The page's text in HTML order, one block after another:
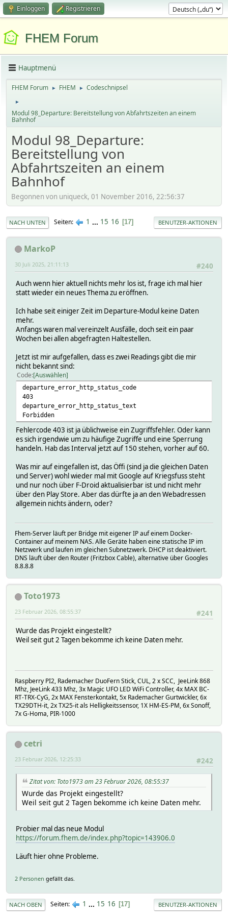
Einloggen Registrieren
FHEM Forum
Hauptmenü
FHEM Forum ► FHEM ► Codeschnipsel
►
Modul 98_Departure: Bereitstellung von Abfahrtszeiten an einem
Bahnhof
Modul 98_Departure:
Bereitstellung von
Abfahrtszeiten an einem
Bahnhof
Begonnen von uniqueck, 01 November 2016, 22:56:37
NACH UNTEN Seiten 1 ... 15 16 17 BENUTZER-AKTIONEN
MarkoP
#240
30 Juli 2025, 21:11:13
Auch wenn hier aktuell nichts mehr los ist, frage ich mal hier
statt wieder ein neues Thema zu eröffnen.
Ich habe seit einiger Zeit im Departure-Modul keine Daten
mehr.
Anfangs waren mal vereinzelt Ausfälle, doch seit ein paar
Wochen bei allen abgefragten Haltestellen.
Jetzt ist mir aufgefallen, dass es zwei Readings gibt die mir
nicht bekannt sind:
Code Auswählen
departure_error_http_status_code
403
departure_error_http_status_text
Forbidden
Fehlercode 403 ist ja üblichweise ein Zugriffsfehler. Oder kann
es sich irgendwie um zu häufige Zugriffe und eine Sperrung
handeln. Hab das Interval jetzt auf 150 stehen, vorher auf 60.
Was mir auf eingefallen ist, das Öffi (sind ja die gleichen Daten
und Server) wohl wieder mal mit Google auf Kriegsfuss steht
und nur noch über F-Droid aktualisierbar ist und nicht mehr
über den Play Store. Aber das dürfte ja an den Webadressen
allgemein nichts ändern, oder?
Fhem-Server läuft per Bridge mit eigener IP auf einem Docker-
Container auf meinem NAS. Alle Geräte haben eine statische IP im
Netzwerk und laufen im gleichen Subnetzwerk. DHCP ist deaktiviert.
DNS läuft über den Router (Fritzbox Cable), alternative über Googles
8.8.8.8
Toto1973
#241
23 Februar 2026, 08:55:37
Wurde das Projekt eingestellt?
Weil seit gut 2 Tagen bekomme ich keine Daten mehr.
Raspberry PI2, Rademacher DuoFern Stick, CUL, 2 x SCC, JeeLink 868
Mhz, JeeLink 433 Mhz, 3x Magic UFO LED WiFi Controller, 4x MAX BC-
RT-TRX-CyG, 2x MAX Fensterkontakt, 5x Rademacher Gurtwickler, 6x
TX29DTH-it, 2x TX25-it als Helligkeitssensor, 1X HM-ES-PM, 6x Sonoff,
7x G-Homa, PIR-1000
cetri
#242
23 Februar 2026, 12:25:33
Zitat von: Toto1973 am 23 Februar 2026, 08:55:37
Wurde das Projekt eingestellt?
Weil seit gut 2 Tagen bekomme ich keine Daten mehr.
Probier mal das neue Modul
https://forum.fhem.de/index.php?topic=143906.0
Läuft hier ohne Probleme.
2 Personen gefällt das.
NACH OBEN Seiten 1 ... 15 16 17 BENUTZER-AKTIONEN